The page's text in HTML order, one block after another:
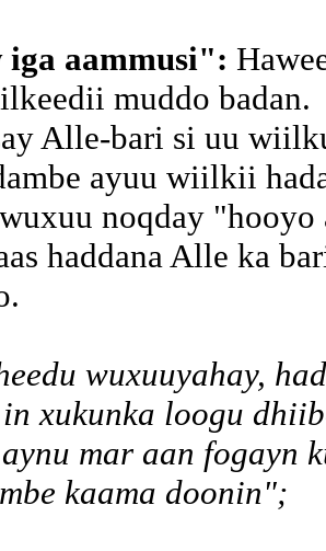
aammusi":
muddo
Alle-bari si uu
ayuu wiilkii
noqday
haddana Alle ka
wuxuuyahay,
xukunka loogu
mar aan fogayn
kaama doonin";